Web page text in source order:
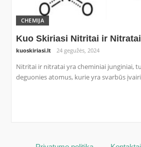
CHEMIJA
Kuo Skiriasi Nitritai ir
kuoskiriasi.lt 24 gegužės, 2024
Nitritai ir nitratai yra cheminiai junginiai,
deguonies atomus, kurie yra svarbūs